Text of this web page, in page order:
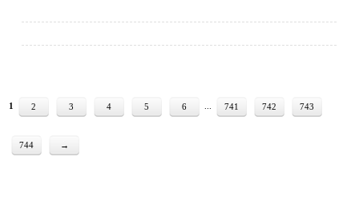
1 2 3 4 5 6 741 742 743
744 →